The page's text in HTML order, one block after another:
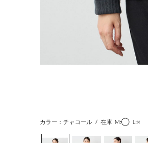
カラー：チャコール / 在庫 M:◯ L:×